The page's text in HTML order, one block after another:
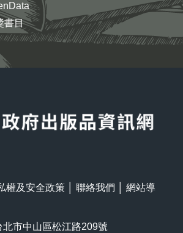
書目
權及安全政策 聯絡我們
網站導
市中山區松江路209號